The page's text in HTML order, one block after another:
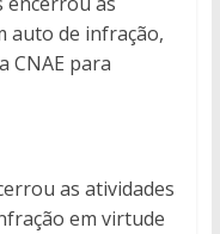
auto de infração,
CNAE para
as atividades
em virtude